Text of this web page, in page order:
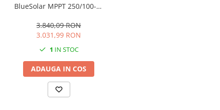
BlueSolar MPPT 250/100-Tr
100A
3.840,09 RON
3.031,99 RON
1 IN STOC
ADAUGA IN COS